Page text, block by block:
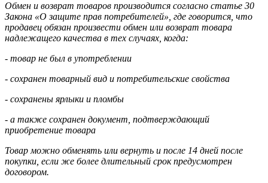
Обмен и возврат товаров производится согласно статье 30
Закона «О защите прав потребителей», где говорится, что
продавец обязан произвести обмен или возврат товара
надлежащего качества в тех случаях, когда:
- товар не был в употреблении
- сохранен товарный вид и потребительские свойства
- сохранены ярлыки и пломбы
- а также сохранен документ, подтверждающий
приобретение товара
Товар можно обменять или вернуть и после 14 дней после
покупки, если же более длительный срок предусмотрен
договором.